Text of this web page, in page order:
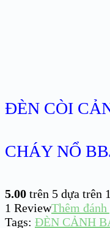
ĐÈN CÒI
CHÁY NỔ
5.00 trên 5 dựa trên 1
1 ReviewThêm
Tags: ĐÈN CẢNH